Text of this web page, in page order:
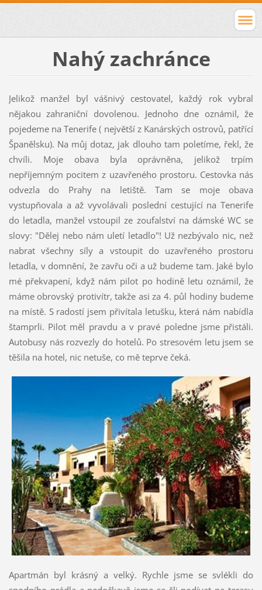
Nahý zachránce
Jelikož manžel byl vášnivý cestovatel, každý rok vybral
nějakou zahraniční dovolenou. Jednoho dne oznámil, že
pojedeme na Tenerife ( největší z Kanárských ostrovů, patřící
Španělsku). Na můj dotaz, jak dlouho tam poletíme, řekl, že
chvíli. Moje obava byla oprávněna, jelikož trpím
nepříjemným pocitem z uzavřeného prostoru. Cestovka nás
odvezla do Prahy na letiště. Tam se moje obava
vystupňovala a až vyvolávali poslední cestující na Tenerife
do letadla, manžel vstoupil ze zoufalství na dámské WC se
slovy: "Dělej nebo nám uletí letadlo"! Už nezbývalo nic, než
nabrat všechny síly a vstoupit do uzavřeného prostoru
letadla, v domnění, že zavřu oči a už budeme tam. Jaké bylo
mé překvapení, když nám pilot po hodině letu oznámil, že
máme obrovský protivítr, takže asi za 4. půl hodiny budeme
na místě. S radostí jsem přivítala letušku, která nám nabídla
štamprli. Pilot měl pravdu a v pravé poledne jsme přistáli.
Autobusy nás rozvezly do hotelů. Po stresovém letu jsem se
těšila na hotel, nic netuše, co mě teprve čeká.
Apartmán byl krásný a velký. Rychle jsme se svlékli do